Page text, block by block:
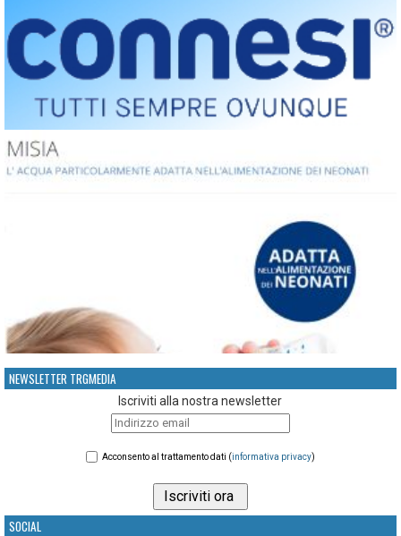
NEWSLETTER TRGMEDIA
Iscriviti alla nostra newsletter
Acconsento al trattamento dati (informativa privacy)
SOCIAL